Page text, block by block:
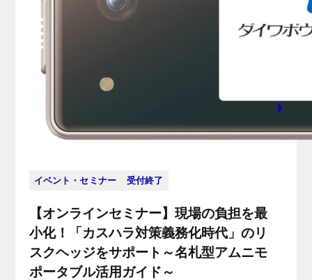
イベント・セミナー 受付終了
【オンラインセミナー】現場の負担を最
小化！「カスハラ対策義務化時代」のリ
スクヘッジをサポート～名札型アムニモ
ポータブル活用ガイド～